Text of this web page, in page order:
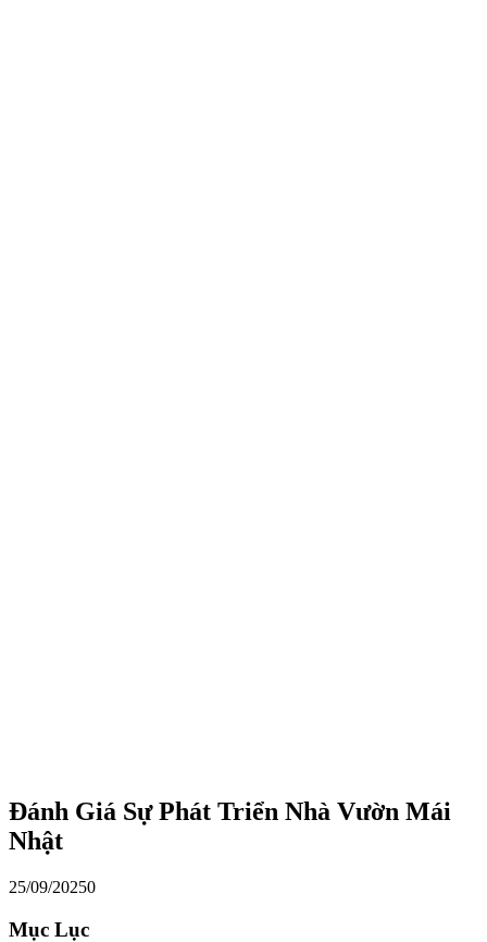
Đánh Giá Sự Phát Triển Nhà Vườn Mái
Nhật
25/09/20250
Mục Lục